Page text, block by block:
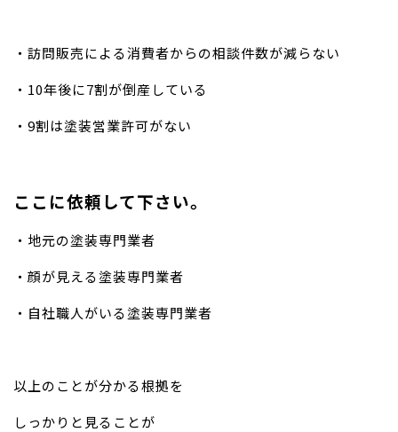
・ 訪問販売による消費者からの相談件数が減らない
・10年後に7割が倒産している
・9割は塗装営業許可がない
ここに依頼して下さい。
・地元の塗装専門業者
・顔が見える塗装専門業者
・自社職人がいる塗装専門業者
以上のことが分かる根拠を
しっかりと見ることが